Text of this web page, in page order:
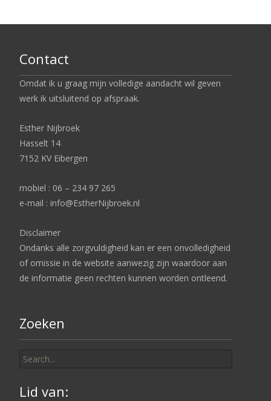
Contact
Omdat ik u graag mijn volledige aandacht wil geven
werk ik uitsluitend op afspraak.
Esther Nijbroek
Hasselt 14
7152 KV Eibergen
mobiel : 06 – 234 97 265
e-mail : info@EstherNijbroek.nl
Disclaimer
Ondanks alle zorgvuldigheid kan er een onvolledigheid
of omissie in de website aanwezig zijn waardoor aan
de informatie geen rechten kunnen worden ontleend.
Zoeken
for:
Lid van: